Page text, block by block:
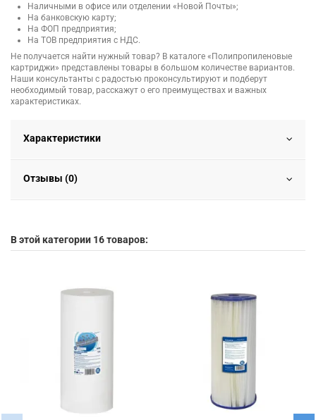
Наличными в офисе или отделении «Новой Почты»;
На банковскую карту;
На ФОП предприятия;
На ТОВ предприятия с НДС.
Не получается найти нужный товар? В каталоге «Полипропиленовые
картриджи» представлены товары в большом количестве вариантов.
Наши консультанты с радостью проконсультируют и подберут
необходимый товар, расскажут о его преимуществах и важных
характеристиках.
Характеристики
Отзывы (0)
В этой категории 16 товаров: